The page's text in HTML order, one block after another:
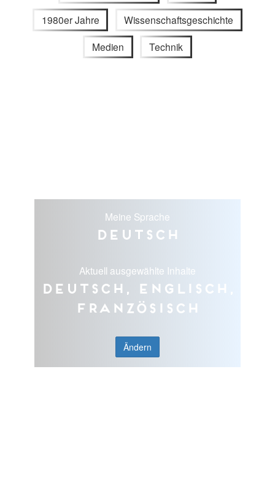
1980er Jahre Wissenschaftsgeschichte
Medien Technik
Meine Sprache
Deutsch
Aktuell ausgewählte Inhalte
Deutsch, Englisch,
Französisch
Ändern